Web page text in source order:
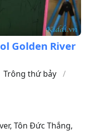
Golden River
Trông thứ bảy
Tôn Đức Thắng,